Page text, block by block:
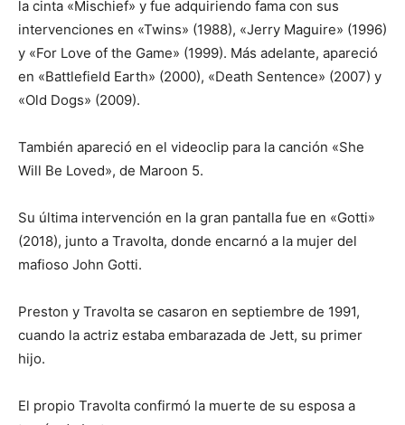
la cinta «Mischief» y fue adquiriendo fama con sus
intervenciones en «Twins» (1988), «Jerry Maguire» (1996)
y «For Love of the Game» (1999). Más adelante, apareció
en «Battlefield Earth» (2000), «Death Sentence» (2007) y
«Old Dogs» (2009).
También apareció en el videoclip para la canción «She
Will Be Loved», de Maroon 5.
Su última intervención en la gran pantalla fue en «Gotti»
(2018), junto a Travolta, donde encarnó a la mujer del
mafioso John Gotti.
Preston y Travolta se casaron en septiembre de 1991,
cuando la actriz estaba embarazada de Jett, su primer
hijo.
El propio Travolta confirmó la muerte de su esposa a